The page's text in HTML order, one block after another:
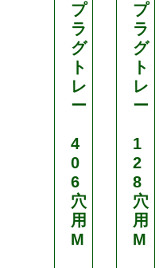
プ
ラ
グ
ト
レ
ー
4
0
6
穴
用
M
プ
ラ
グ
ト
レ
ー
1
2
8
穴
用
M